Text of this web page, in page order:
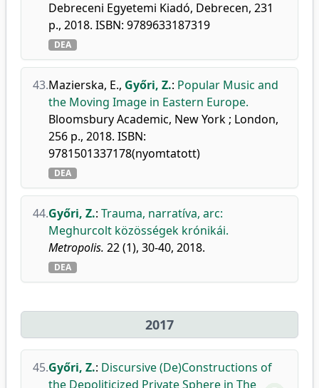
Debreceni Egyetemi Kiadó, Debrecen, 231
p., 2018. ISBN: 9789633187319
DEA
43.Mazierska, E., Győri, Z.: Popular Music and
the Moving Image in Eastern Europe.
Bloomsbury Academic, New York ; London,
256 p., 2018. ISBN:
9781501337178(nyomtatott)
DEA
44.Győri, Z.: Trauma, narratíva, arc:
Meghurcolt közösségek krónikái.
Metropolis. 22 (1), 30-40, 2018.
DEA
2017
45.Győri, Z.: Discursive (De)Constructions of
the Depoliticized Private Sphere in The